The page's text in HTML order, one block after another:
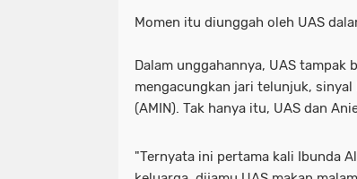
Momen itu diunggah oleh UAS
Dalam unggahannya, UAS
mengacungkan jari telunjuk,
(AMIN). Tak hanya itu, UAS dan
"Ternyata ini pertama kali Ibunda